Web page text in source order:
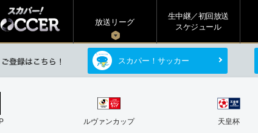
放送リーグ
生中継／初回放送
スケジュール
スカパー！サッカー
ルヴァンカップ 天皇杯